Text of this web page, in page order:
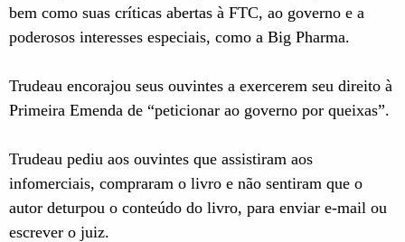
bem como suas críticas abertas à FTC, ao governo e a
poderosos interesses especiais, como a Big Pharma.
Trudeau encorajou seus ouvintes a exercerem seu direito à
Primeira Emenda de “peticionar ao governo por queixas”.
Trudeau pediu aos ouvintes que assistiram aos
infomerciais, compraram o livro e não sentiram que o
autor deturpou o conteúdo do livro, para enviar e-mail ou
escrever o juiz.